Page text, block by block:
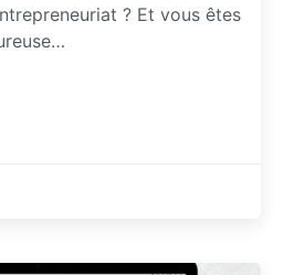
? Et vous êtes